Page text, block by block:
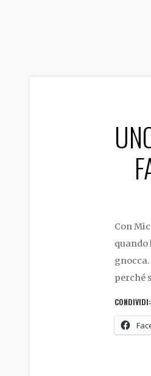
Con
quando
perché
CONDIVIDI: